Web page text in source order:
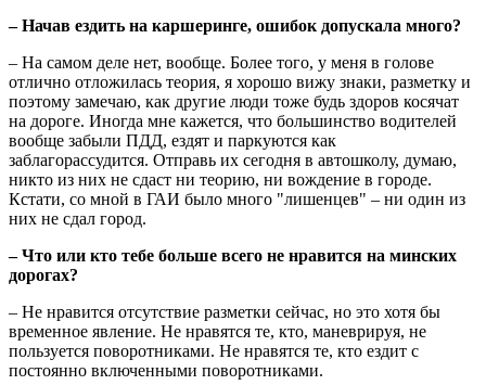
– Начав ездить на каршеринге, ошибок допускала много?
– На самом деле нет, вообще. Более того, у меня в голове
отлично отложилась теория, я хорошо вижу знаки, разметку и
поэтому замечаю, как другие люди тоже будь здоров косячат
на дороге. Иногда мне кажется, что большинство водителей
вообще забыли ПДД, ездят и паркуются как
заблагорассудится. Отправь их сегодня в автошколу, думаю,
никто из них не сдаст ни теорию, ни вождение в городе.
Кстати, со мной в ГАИ было много "лишенцев" – ни один из
них не сдал город.
– Что или кто тебе больше всего не нравится на минских
дорогах?
– Не нравится отсутствие разметки сейчас, но это хотя бы
временное явление. Не нравятся те, кто, маневрируя, не
пользуется поворотниками. Не нравятся те, кто ездит с
постоянно включенными поворотниками.